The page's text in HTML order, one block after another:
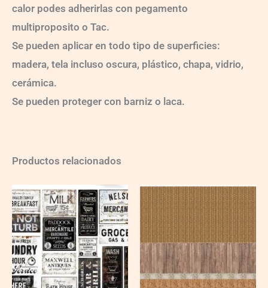
calor podes adherirlas con pegamento
multiproposito o Tac.
Se pueden aplicar en todo tipo de superficies:
madera, tela incluso oscura, plástico, chapa, vidrio,
cerámica.
Se pueden proteger con barniz o laca.
Productos relacionados
Ch-
wXXL142
quantity
Ch-
wXXL112
quantity